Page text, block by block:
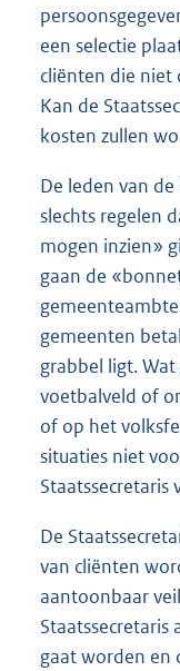
een selectie
cliënten die niet
Kan de
kosten zullen
De leden van
slechts regelen
mogen inzien»
gaan de
gemeenten
grabbel ligt.
voetbalveld of
of op het
situaties niet
Staatssecretaris
De
van cliënten
aantoonbaar
gaat worden en